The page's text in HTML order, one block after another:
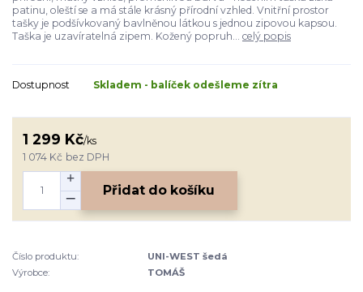
patinu, oleští se a má stále krásný přírodní vzhled. Vnitřní prostor
tašky je podšívkovaný bavlněnou látkou s jednou zipovou kapsou.
Taška je uzavíratelná zipem. Kožený popruh... celý popis
Dostupnost Skladem - balíček odešleme zítra
1 299 Kč/ks
1 074 Kč bez DPH
Přidat do košíku
Číslo produktu:
UNI-WEST šedá
Výrobce:
TOMÁŠ